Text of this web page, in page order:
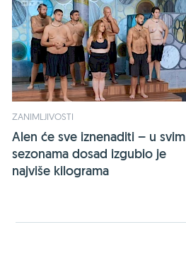
ZANIMLJIVOSTI
Alen će sve iznenaditi – u svim
sezonama dosad izgubio je
najviše kilograma